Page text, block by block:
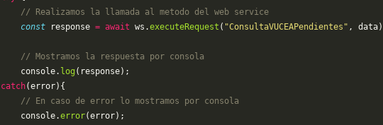
    // Realizamos la llamada al metodo del web service
    const
response = await ws.executeRequest ( "ConsultaVUCEAPendientes" ,
    // Mostramos la respuesta por consola
    console.
log (response);
catch(error){
    // En caso de error lo mostramos por consola
	console.
error(error);